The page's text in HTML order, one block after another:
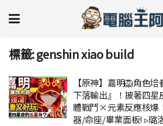
標籤:genshin xiao build
【原神】嘉明🦁角色
下落輸出』！披著四星
體戰鬥×元素反應核爆
器/命座/畢業面板! ▹璐